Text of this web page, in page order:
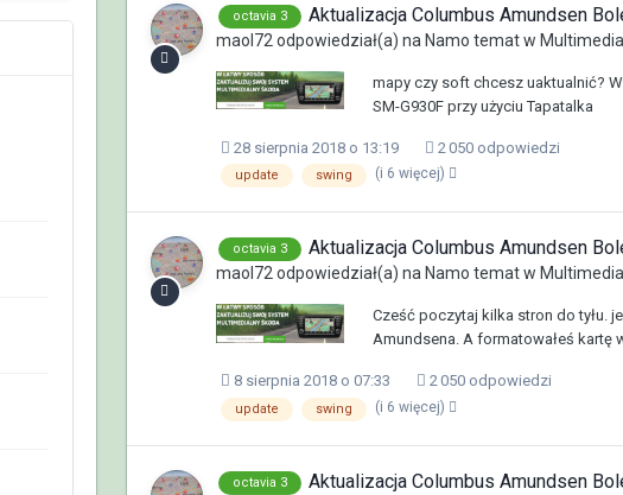
octavia 3 Aktualizacja Columbus Amundsen
maol72 odpowiedział(a) na Namo temat w
mapy czy soft chcesz uaktualnić?
SM-G930F przy użyciu Tapatalka
28 sierpnia 2018 o 13:19 2 050 odpowiedzi
update swing (i 6 więcej)
octavia 3 Aktualizacja Columbus Amundsen
maol72odpowiedział(a) na Namo temat w
Cześć poczytaj kilka stron do tyłu.
Amundsena. A formatowałeś kartę
8 sierpnia 2018 o 07:33 2 050 odpowiedzi
update swing (i 6 więcej)
octavia 3 Aktualizacja Columbus Amundsen